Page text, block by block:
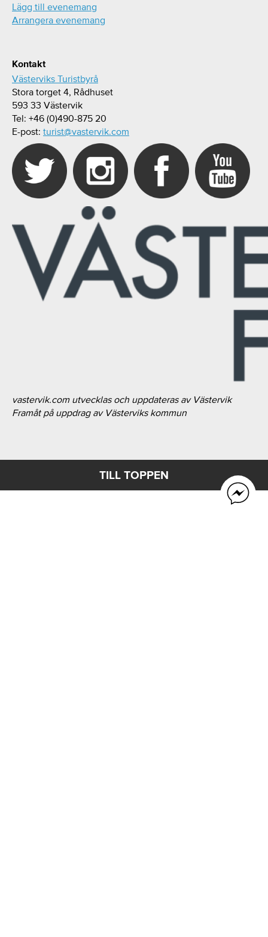
Lägg till evenemang
Arrangera evenemang
Kontakt
Västerviks Turistbyrå
Stora torget 4, Rådhuset
593 33 Västervik
Tel: +46 (0)490-875 20
E-post: turist@vastervik.com
vastervik.com utvecklas och uppdateras av Västervik
Framåt på uppdrag av Västerviks kommun
TILL TOPPEN